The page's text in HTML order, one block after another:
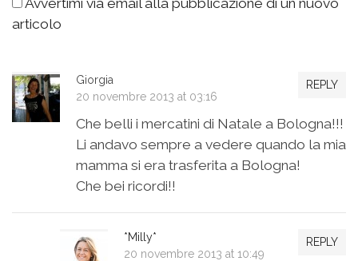
Avvertimi via email alla pubblicazione di un nuovo
articolo
REPLY
Giorgia
20 novembre 2013 at 03:16
Che belli i mercatini di Natale a Bologna!!!
Li andavo sempre a vedere quando la mia
mamma si era trasferita a Bologna!
Che bei ricordi!!
REPLY
*Milly*
20 novembre 2013 at 10:49